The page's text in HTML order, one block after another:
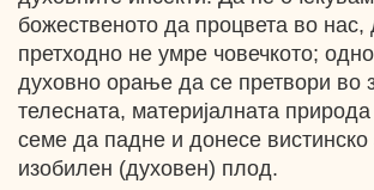
божественото да процвета во нас,
претходно не умре човечкото;
духовно орање да се претвори во
телесната, материјалната
семе да падне и донесе
изобилен (духовен) плод.